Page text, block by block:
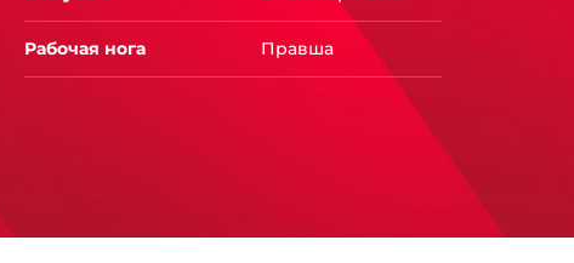
Рабочая нога Правша